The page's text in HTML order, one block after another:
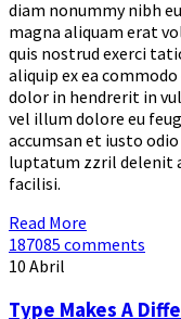
diam nonummy nibh
magna aliquam erat
quis nostrud exerci
aliquip ex ea
dolor in hendrerit in
vel illum dolore eu
accumsan et iusto
luptatum zzril delenit
facilisi.
Read More
187085 comments
10 Abril
Type Makes A